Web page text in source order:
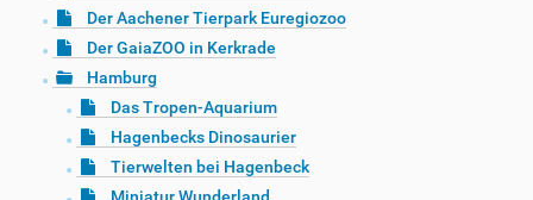
Der Aachener Tierpark Euregiozoo
Der GaiaZOO in Kerkrade
Hamburg
Das Tropen-Aquarium
Hagenbecks Dinosaurier
Tierwelten bei Hagenbeck